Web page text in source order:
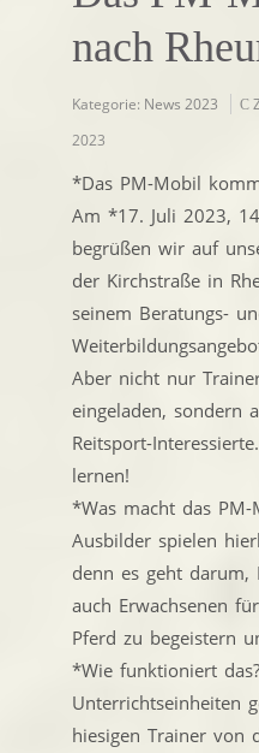
nach
Kategorie: News 2023
2023
*Das PM-Mobil
Am *17. Juli 2023,
begrüßen wir auf
der Kirchstraße in
seinem Beratungs-
Aber nicht nur
eingeladen, sondern
Reitsport-
lernen!
*Was macht das
Ausbilder spielen
denn es geht darum,
auch Erwachsenen
Pferd zu begeistern
*Wie funktioniert
Unterrichtseinheiten
hiesigen Trainer von